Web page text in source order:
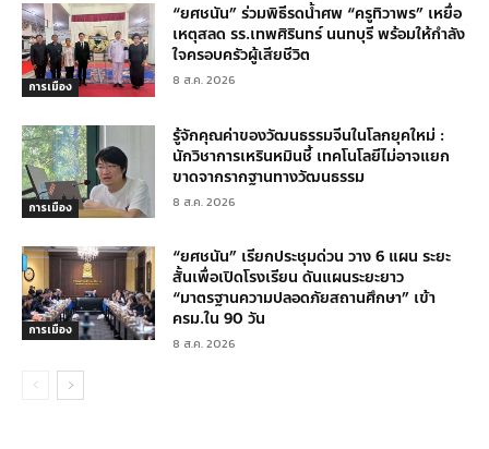
การเมือง
“ยศชนัน” ร่วมพิธีรดน้ำศพ “ครูทิวาพร” เหยื่อ
เหตุสลด รร.เทพศิรินทร์ นนทบุรี พร้อมให้กำลัง
ใจครอบครัวผู้เสียชีวิต
8 ส.ค. 2026
การเมือง
รู้จักคุณค่าของวัฒนธรรมจีนในโลกยุคใหม่ :
นักวิชาการเหรินหมินชี้ เทคโนโลยีไม่อาจแยก
ขาดจากรากฐานทางวัฒนธรรม
8 ส.ค. 2026
การเมือง
“ยศชนัน” เรียกประชุมด่วน วาง 6 แผน ระยะ
สั้นเพื่อเปิดโรงเรียน ดันแผนระยะยาว
“มาตรฐานความปลอดภัยสถานศึกษา” เข้า
ครม.ใน 90 วัน
8 ส.ค. 2026